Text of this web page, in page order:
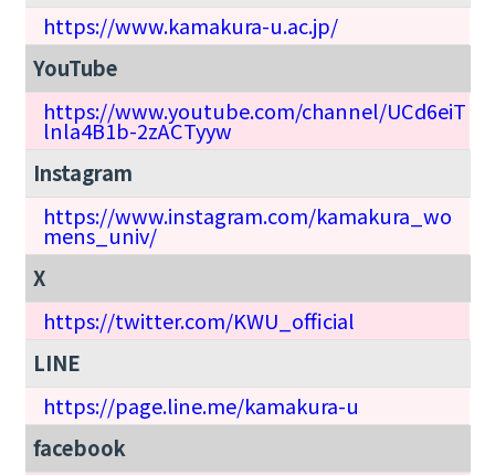
https://www.kamakura-u.ac.jp/
YouTube
https://www.youtube.com/channel/UCd6eiT
lnla4B1b-2zACTyyw
Instagram
https://www.instagram.com/kamakura_wo
mens_univ/
X
https://twitter.com/KWU_official
LINE
https://page.line.me/kamakura-u
facebook